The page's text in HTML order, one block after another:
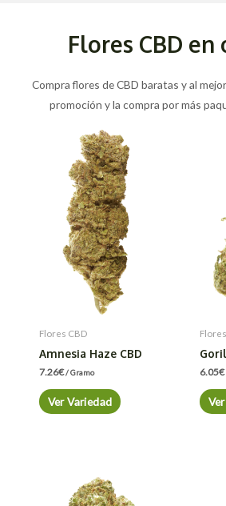
Flores CBD en
Compra flores de CBD baratas y al
promoción y la compra por más
Flores CBD
Amnesia Haze CBD
7.26€/ Gramo
Ver Variedad
6.05€